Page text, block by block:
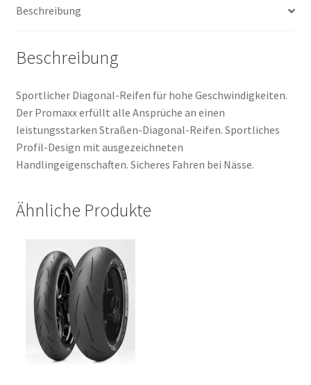
Beschreibung
Beschreibung
Sportlicher Diagonal-Reifen für hohe Geschwindigkeiten.
Der Promaxx erfüllt alle Ansprüche an einen
leistungsstarken Straßen-Diagonal-Reifen. Sportliches
Profil-Design mit ausgezeichneten
Handlingeigenschaften. Sicheres Fahren bei Nässe.
Ähnliche Produkte